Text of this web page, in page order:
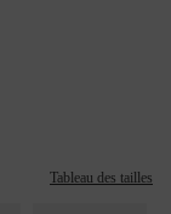
Tableau des tailles